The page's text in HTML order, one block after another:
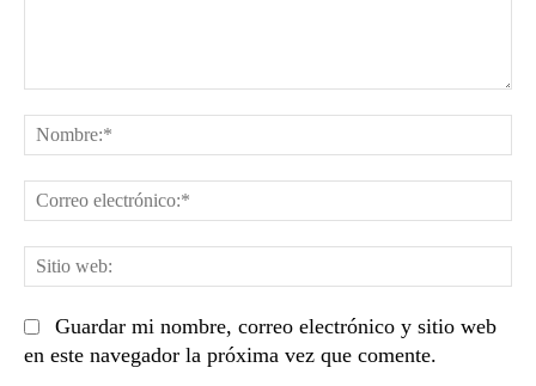
Guardar mi nombre, correo electrónico y sitio web
en este navegador la próxima vez que comente.